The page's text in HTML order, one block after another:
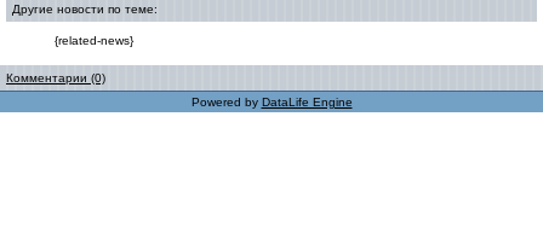
Другие новости по теме:
{related-news}
Комментарии (0)
Powered by DataLife Engine